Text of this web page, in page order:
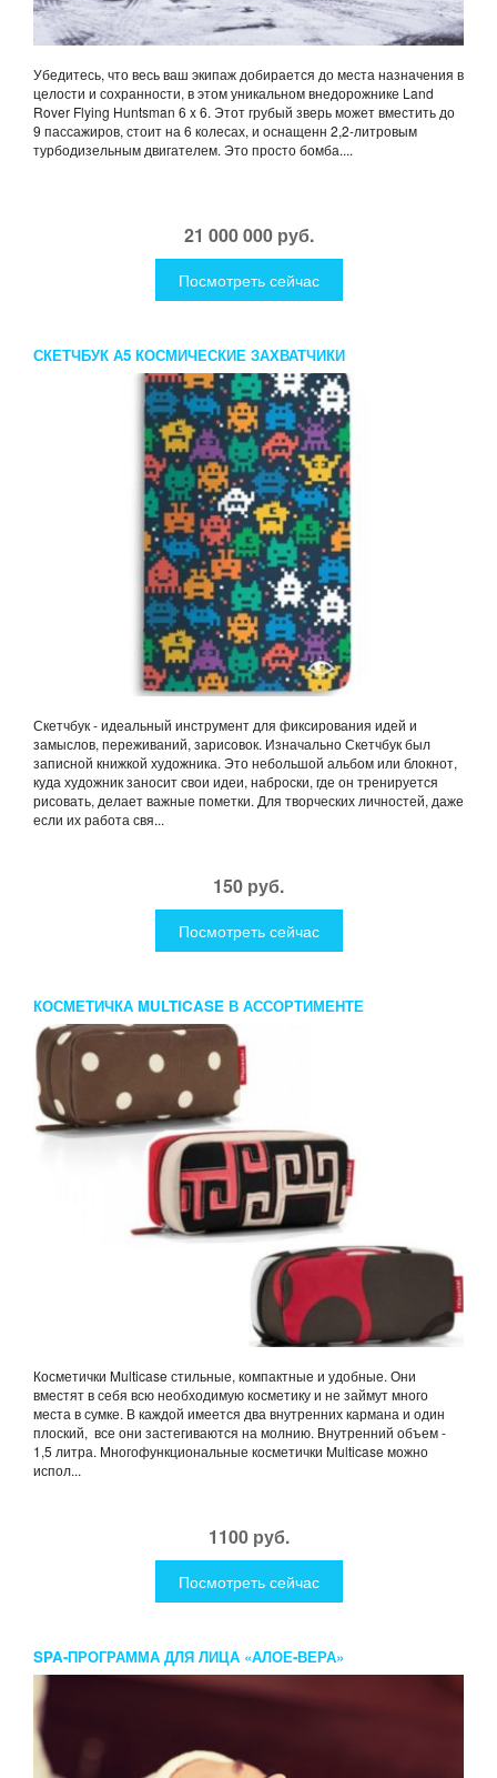
Убедитесь, что весь ваш экипаж добирается до места назначения в
целости и сохранности, в этом уникальном внедорожнике Land
Rover Flying Huntsman 6 x 6. Этот грубый зверь может вместить до
9 пассажиров, стоит на 6 колесах, и оснащенн 2,2-литровым
турбодизельным двигателем. Это просто бомба....
21 000 000 руб.
Посмотреть сейчас
СКЕТЧБУК А5 КОСМИЧЕСКИЕ ЗАХВАТЧИКИ
Скетчбук - идеальный инструмент для фиксирования идей и
замыслов, переживаний, зарисовок. Изначально Скетчбук был
записной книжкой художника. Это небольшой альбом или блокнот,
куда художник заносит свои идеи, наброски, где он тренируется
рисовать, делает важные пометки. Для творческих личностей, даже
если их работа свя...
150 руб.
Посмотреть сейчас
КОСМЕТИЧКА MULTICASE В АССОРТИМЕНТЕ
Косметички Multicase стильные, компактные и удобные. Они
вместят в себя всю необходимую косметику и не займут много
места в сумке. В каждой имеется два внутренних кармана и один
плоский, все они застегиваются на молнию. Внутренний объем -
1,5 литра. Многофункциональные косметички Multicase можно
испол...
1100 руб.
Посмотреть сейчас
SPA-ПРОГРАММА ДЛЯ ЛИЦА «АЛОЕ-ВЕРА»